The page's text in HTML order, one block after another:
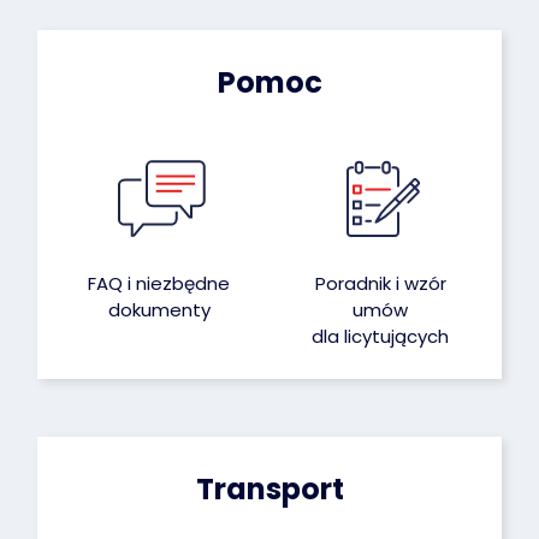
Pomoc
FAQ i niezbędne
dokumenty
Poradnik i wzór
umów
dla licytujących
Transport